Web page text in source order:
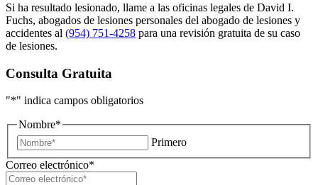
Si ha resultado lesionado, llame a las oficinas legales de David I.
Fuchs, abogados de lesiones personales del abogado de lesiones y
accidentes al (954) 751-4258 para una revisión gratuita de su caso
de lesiones.
Consulta Gratuita
"*" indica campos obligatorios
Nombre*
Primero
Correo electrónico*